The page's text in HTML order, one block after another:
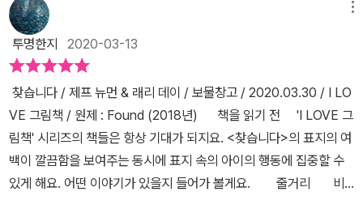
린 개'라는 뜻입니다.내다버렸다는 것은 원래는 주인이 있었다는 이
야기죠.우리 주변엔 수많은 유기동물들이 있습니다.점점 유기되는 동
물을 줄이고 동물권을 보호하고자 많은 법률이 제정되고 있지만,아직
수만마리가 유기되는 안타까운 현실입니다.유기동물에 대한 그림책
은 시중에 많이 나와있습니다.이 그림책이 그 중 조금 더 눈에 띄는 이
유는그간 유기동물에게 집중했던 여타 그림책과는 달리 동물을 잃어
버린 사람의 마음까지 살펴보고 있다는 것이죠.그리고 글없이 그림만
있기에 그림에 몰입해서 스스로 이야기를 재구성하게 됩니다.그래서
사람마다 그간 경험한 바에 따라 서로 다른 이야기를 구성하게 되죠.
투명한지 2020-03-13
찾습니다 / 제프 뉴먼 & 래리 데이 / 보물창고 / 2020.03.30 / I LO
VE 그림책 / 원제 : Found (2018년) 책을 읽기 전 ​ ​ 'I LOVE 그
림책' 시리즈의 책들은 항상 기대가 되지요. <찾습니다>의 표지의 여
백이 깔끔함을 보여주는 동시에 표지 속의 아이의 행동에 집중할 수
있게 해요. 어떤 이야기가 있을지 들어가 볼게요. 줄거리 비